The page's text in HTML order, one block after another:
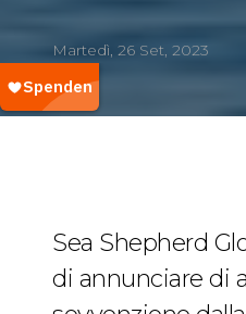
Martedì, 26 Set, 2023
Sea Shepherd
di annunciare di